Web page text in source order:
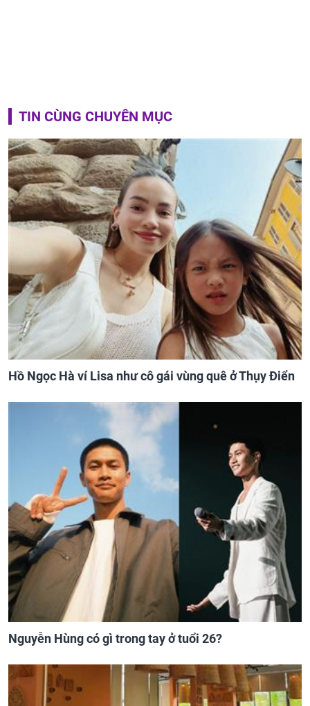
TIN CÙNG CHUYÊN MỤC
Hồ Ngọc Hà ví Lisa như cô gái vùng quê ở Thụy Điển
Nguyễn Hùng có gì trong tay ở tuổi 26?